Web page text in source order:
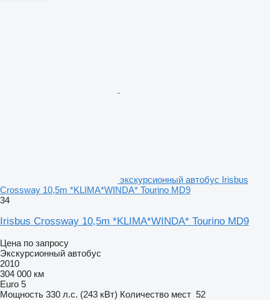
экскурсионный автобус Irisbus
Crossway 10,5m *KLIMA*WINDA* Tourino MD9
34
Irisbus Crossway 10,5m *KLIMA*WINDA* Tourino MD9
Цена по запросу
Экскурсионный автобус
2010
304 000 км
Euro 5
Мощность 330 л.с. (243 кВт) Количество мест 52